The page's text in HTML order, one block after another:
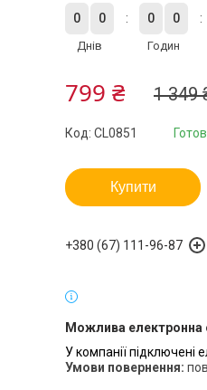
0 0
Днів
0 0
Годин
1 349
799 ₴
Код: CL0851
Купити
+380 (67) 111-96-87
У компанії